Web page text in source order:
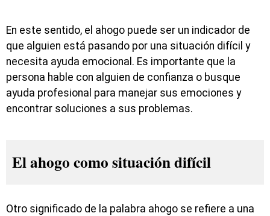
En este sentido, el ahogo puede ser un indicador de
que alguien está pasando por una situación difícil y
necesita ayuda emocional. Es importante que la
persona hable con alguien de confianza o busque
ayuda profesional para manejar sus emociones y
encontrar soluciones a sus problemas.
El ahogo como situación difícil
Otro significado de la palabra ahogo se refiere a una